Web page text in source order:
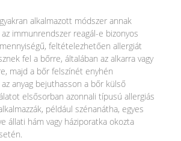
alkalmazott módszer annak
az immunrendszer reagál-e bizonyos
feltételezhetően allergiát
fel a bőrre, általában az alkarra vagy
majd a bőr felszínét enyhén
anyag bejuthasson a bőr külső
elsősorban azonnali típusú allergiás
például szénanátha, egyes
állati hám vagy háziporatka okozta